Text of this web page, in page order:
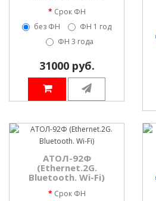
Срок ФН
без ФН
ФН 1 год
ФН 3 года
31000 руб.
АТОЛ-92Ф
(Ethernet.2G.
Bluetooth. Wi-Fi)
Срок ФН